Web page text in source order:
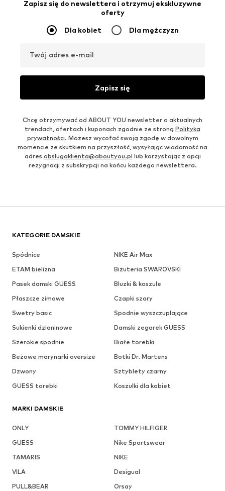
Zapisz się do newslettera i otrzymuj ekskluzywne
oferty
Dla kobiet Dla mężczyzn
Twój adres e-mail
Zapisz się
Chcę otrzymywać od ABOUT YOU newsletter o aktualnych
trendach, ofertach i kuponach zgodnie ze stroną Polityka
prywatności. Możesz wycofać swoją zgodę w dowolnym
momencie ze skutkiem na przyszłość, wysyłając wiadomość na
adres obslugaklienta@aboutyou.pl lub korzystając z opcji
rezygnacji z subskrypcji na końcu każdego newslettera.
KATEGORIE DAMSKIE
Spódnice
NIKE Air Max
ETAM bielizna
Biżuteria SWAROVSKI
Pasek damski GUESS
Bluzki & koszule
Płaszcze zimowe
Czapki szary
Swetry basic
Spodnie wyszczuplające
Sukienki dzianinowe
Damski zegarek GUESS
Szerokie spodnie
Białe torebki
Beżowe marynarki oversize
Botki Dr. Martens
Dzwony
Sztyblety czarny
GUESS torebki
Koszulki dla kobiet
MARKI DAMSKIE
ONLY
TOMMY HILFIGER
GUESS
Nike Sportswear
TAMARIS
NIKE
VILA
Desigual
PULL&BEAR
Orsay